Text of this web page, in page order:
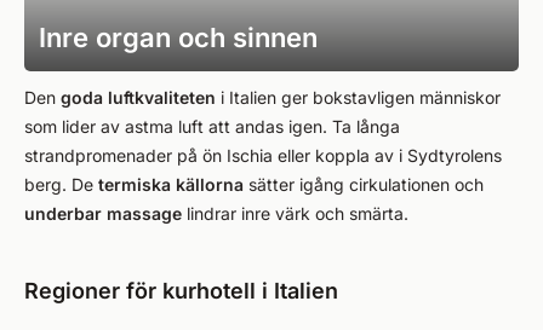
Inre organ och sinnen
Den goda luftkvaliteten i Italien ger bokstavligen människor
som lider av astma luft att andas igen. Ta långa
strandpromenader på ön Ischia eller koppla av i Sydtyrolens
berg. De termiska källorna sätter igång cirkulationen och
underbar massage lindrar inre värk och smärta.
Regioner för kurhotell i Italien